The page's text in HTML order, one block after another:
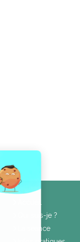
Qui suis-je ?
La séance